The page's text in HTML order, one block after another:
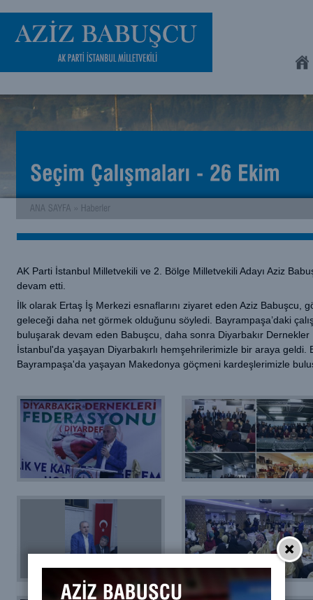
AK Parti İstanbul Milletvekili ve 2. Bölge Milletvekili Adayı Aziz
devam etti.
İlk olarak Ertaş İş Merkezi esnaflarını ziyaret eden Aziz Babuşcu,
geleceği daha net görmek olduğunu söyledi. Bayrampaşa’daki
buluşarak devam eden Babuşcu, daha sonra Diyarbakır
İstanbul'da yaşayan Diyarbakırlı hemşehrilerimizle bir araya geldi.
Bayrampaşa'da yaşayan Makedonya göçmeni kardeşlerimizle